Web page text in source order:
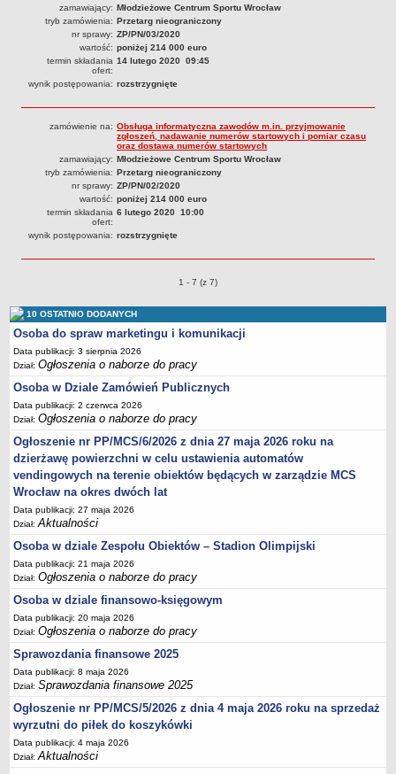
zamawiający: Młodzieżowe Centrum Sportu Wrocław
tryb zamówienia: Przetarg nieograniczony
nr sprawy: ZP/PN/03/2020
wartość: poniżej 214 000 euro
termin składania
ofert:
14 lutego 2020 09:45
wynik postępowania: rozstrzygnięte
zamówienie na: Obsługa informatyczna zawodów m.in. przyjmowanie
zgłoszeń, nadawanie numerów startowych i pomiar czasu
oraz dostawa numerów startowych
zamawiający: Młodzieżowe Centrum Sportu Wrocław
tryb zamówienia: Przetarg nieograniczony
nr sprawy: ZP/PN/02/2020
wartość: poniżej 214 000 euro
termin składania
ofert:
6 lutego 2020 10:00
wynik postępowania: rozstrzygnięte
Przetargi o pozycjach
1 - 7 (z 7)
10 OSTATNIO DODANYCH
Osoba do spraw marketingu i komunikacji
Data publikacji: 3 sierpnia 2026
Dział:Ogłoszenia o naborze do pracy
Osoba w Dziale Zamówień Publicznych
Data publikacji: 2 czerwca 2026
Dział:Ogłoszenia o naborze do pracy
Ogłoszenie nr PP/MCS/6/2026 z dnia 27 maja 2026 roku na
dzierżawę powierzchni w celu ustawienia automatów
vendingowych na terenie obiektów będących w zarządzie MCS
Wrocław na okres dwóch lat
Data publikacji: 27 maja 2026
Dział:Aktualności
Osoba w dziale Zespołu Obiektów – Stadion Olimpijski
Data publikacji: 21 maja 2026
Dział:Ogłoszenia o naborze do pracy
Osoba w dziale finansowo-księgowym
Data publikacji: 20 maja 2026
Dział:Ogłoszenia o naborze do pracy
Sprawozdania finansowe 2025
Data publikacji: 8 maja 2026
Dział:Sprawozdania finansowe 2025
Ogłoszenie nr PP/MCS/5/2026 z dnia 4 maja 2026 roku na sprzedaż
wyrzutni do piłek do koszykówki
Data publikacji: 4 maja 2026
Dział:Aktualności